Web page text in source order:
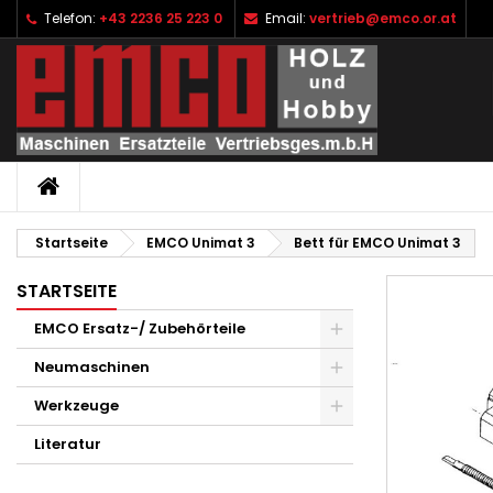
Telefon: +43 2236 25 223 0 Email: vertrieb@emco.or.at
STARTSEITE
Startseite EMCO Unimat 3 Bett für EMCO Unimat 3
STARTSEITE
EMCO Ersatz-/ Zubehörteile
Neumaschinen
Werkzeuge
Literatur